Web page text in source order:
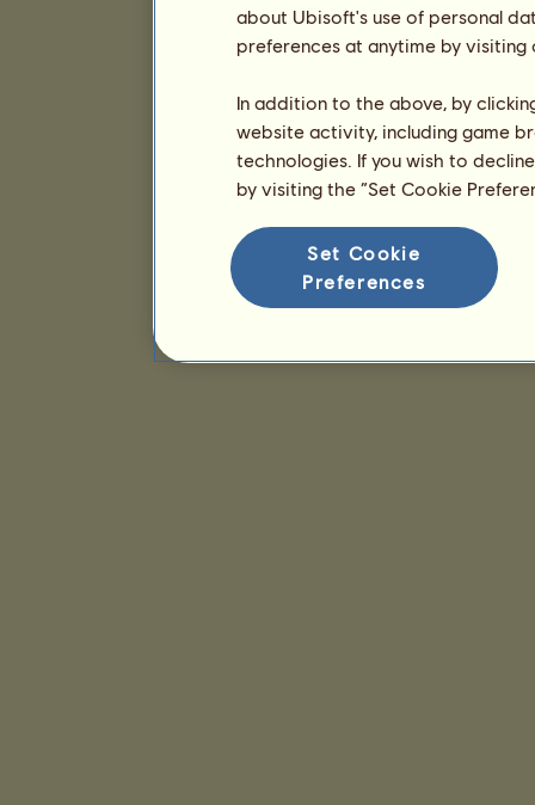
about Ubisoft's use of personal
preferences at anytime by
In addition to the above, by
website activity, including game
technologies. If you wish to
by visiting the “Set Cookie
Set Cookie
Preferences